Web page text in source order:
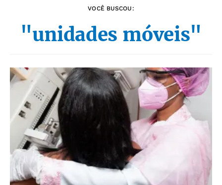
VOCÊ BUSCOU:
"unidades móveis"